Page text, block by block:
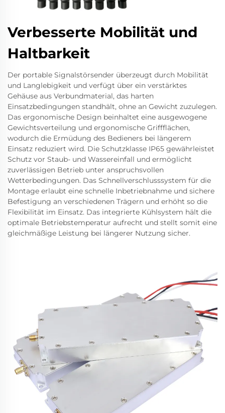
Verbesserte Mobilität und
Haltbarkeit
Der portable Signalstörsender überzeugt durch Mobilität
und Langlebigkeit und verfügt über ein verstärktes
Gehäuse aus Verbundmaterial, das harten
Einsatzbedingungen standhält, ohne an Gewicht zuzulegen.
Das ergonomische Design beinhaltet eine ausgewogene
Gewichtsverteilung und ergonomische Griffflächen,
wodurch die Ermüdung des Bedieners bei längerem
Einsatz reduziert wird. Die Schutzklasse IP65 gewährleistet
Schutz vor Staub- und Wassereinfall und ermöglicht
zuverlässigen Betrieb unter anspruchsvollen
Wetterbedingungen. Das Schnellverschlusssystem für die
Montage erlaubt eine schnelle Inbetriebnahme und sichere
Befestigung an verschiedenen Trägern und erhöht so die
Flexibilität im Einsatz. Das integrierte Kühlsystem hält die
optimale Betriebstemperatur aufrecht und stellt somit eine
gleichmäßige Leistung bei längerer Nutzung sicher.